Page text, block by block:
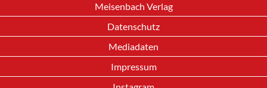
Meisenbach Verlag
Datenschutz
Mediadaten
Impressum